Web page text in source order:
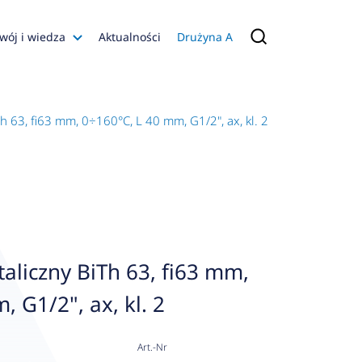
i wiedza
Konfiguratory
Aktualności Drużyna A
63, fi63 mm, 0÷160°C, L 40 mm, G1/2", ax, kl. 2
BiTh 63, fi63 mm,
G1/2", ax, kl. 2
Art.-Nr